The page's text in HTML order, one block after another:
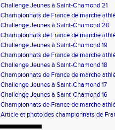
Challenge Jeunes à Saint-Chamond 21
Championnats de France de marche
Challenge Jeunes à Saint-Chamond 20
Championnats de France de marche
Challenge Jeunes à Saint-Chamond 19
Championnats de France de marche
Challenge Jeunes à Saint-Chamond 18
Championnats de France de marche
Challenge Jeunes à Saint-Chamond 17
Challenge Jeunes à Saint-Chamond 16
Championnats de France de marche
Article et photo des championnats de